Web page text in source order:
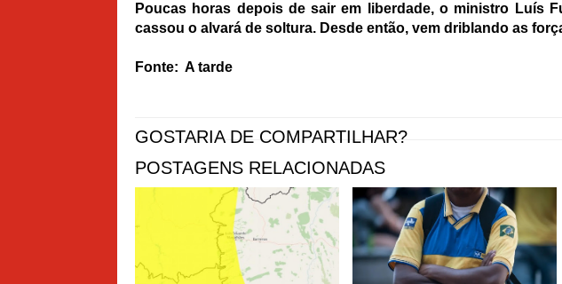
Poucas horas depois de sair em liberdade, o ministro Luís
cassou o alvará de soltura. Desde então, vem driblando as
Fonte: A tarde
GOSTARIA DE COMPARTILHAR?
POSTAGENS RELACIONADAS